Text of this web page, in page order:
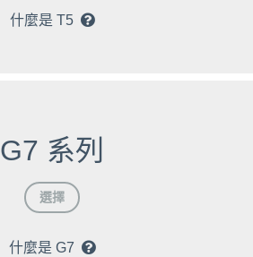
什麼是 T5
G7 系列
選擇
什麼是 G7